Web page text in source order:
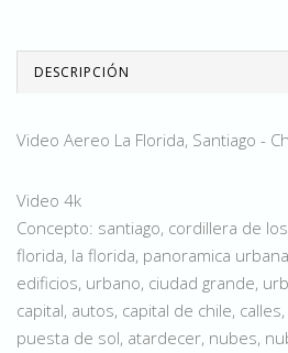
DESCRIPCIÓN
Video Aereo La Florida, Santiago -
Video 4k
Concepto: santiago, cordillera de
florida, la florida, panoramica
edificios, urbano, ciudad grande,
capital, autos, capital de chile,
puesta de sol, atardecer, nubes,